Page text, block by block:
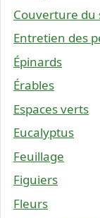
Couverture du
Entretien des
Épinards
Érables
Espaces verts
Eucalyptus
Feuillage
Figuiers
Fleurs